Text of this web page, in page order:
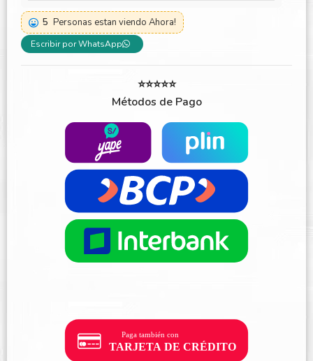
5 Personas estan viendo Ahora!
Escribir por WhatsApp
⭐⭐⭐⭐⭐
Métodos de Pago